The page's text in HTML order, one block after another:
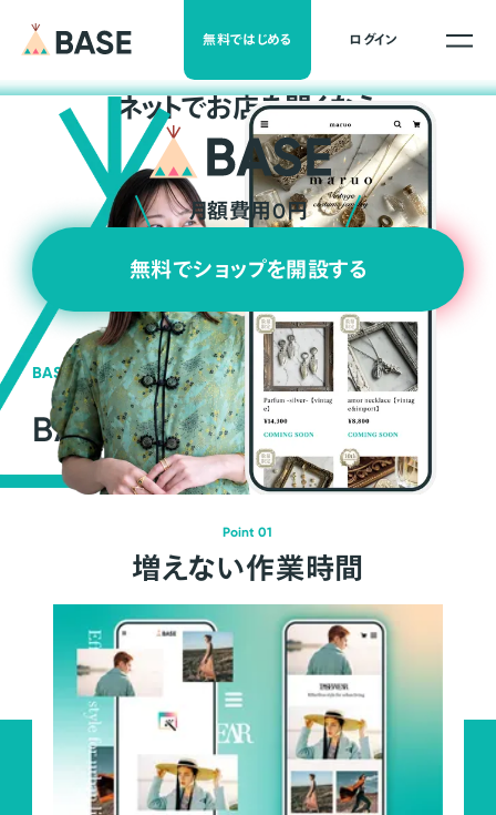
無料ではじめる ログイン
ネットでお店を開くなら
月額費用0円
無料でショップを開設する
BASEの強み
BASEが強い3つの理由
Point 01
増えない作業時間